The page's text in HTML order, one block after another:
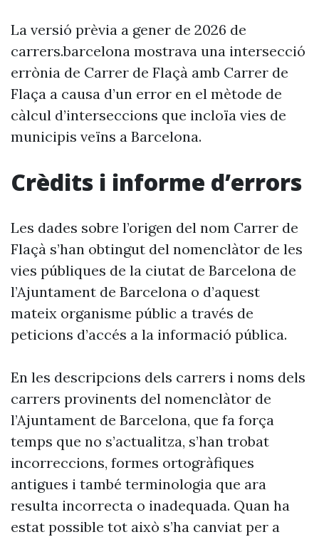
La versió prèvia a gener de 2026 de
carrers.barcelona mostrava una intersecció
errònia de Carrer de Flaçà amb Carrer de
Flaça a causa d’un error en el mètode de
càlcul d’interseccions que incloïa vies de
municipis veïns a Barcelona.
Crèdits i informe d’errors
Les dades sobre l’origen del nom Carrer de
Flaçà s’han obtingut del nomenclàtor de les
vies públiques de la ciutat de Barcelona de
l’Ajuntament de Barcelona o d’aquest
mateix organisme públic a través de
peticions d’accés a la informació pública.
En les descripcions dels carrers i noms dels
carrers provinents del nomenclàtor de
l’Ajuntament de Barcelona, que fa força
temps que no s’actualitza, s’han trobat
incorreccions, formes ortogràfiques
antigues i també terminologia que ara
resulta incorrecta o inadequada. Quan ha
estat possible tot això s’ha canviat per a